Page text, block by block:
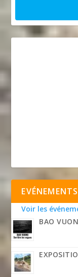
EVÉNEMENTS
Voir les
BAO